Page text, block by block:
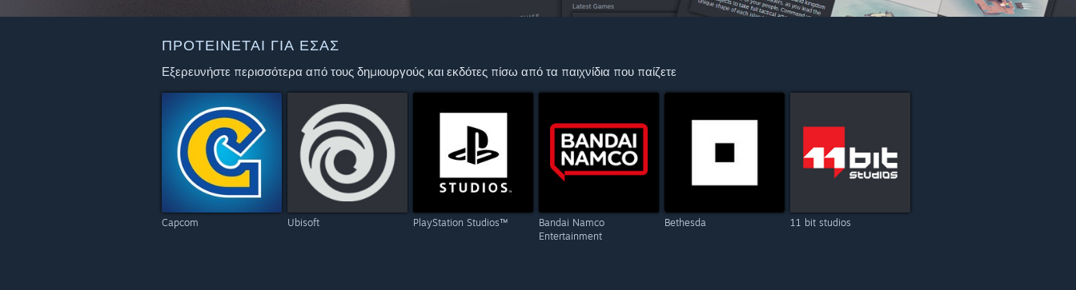
ΠΡΟΤΕΊΝΕΤΑΙ ΓΙΑ ΕΣΆΣ
Εξερευνήστε περισσότερα από τους δημιουργούς και εκδότες πίσω από τα παιχνίδια που παίζετε
Capcom Ubisoft PlayStation Studios™
Bandai Namco
Entertainment
Bethesda 11 bit studios